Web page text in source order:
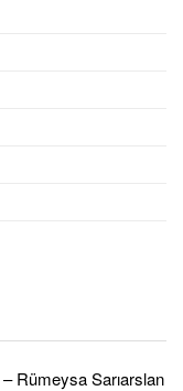
Rümeysa Sarıarslan